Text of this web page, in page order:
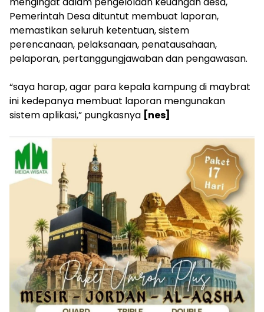
Pemerintah Desa dituntut membuat laporan,
memastikan seluruh ketentuan, sistem
perencanaan, pelaksanaan, penatausahaan,
pelaporan, pertanggungjawaban dan pengawasan.
“saya harap, agar para kepala kampung di maybrat
ini kedepanya membuat laporan mengunakan
sistem aplikasi,” pungkasnya [nes]